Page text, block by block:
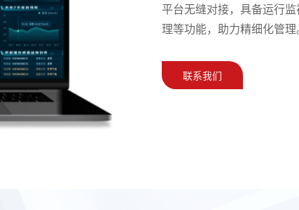
平台无缝对接，具备运行
理等功能，助力精细化管理
联系我们